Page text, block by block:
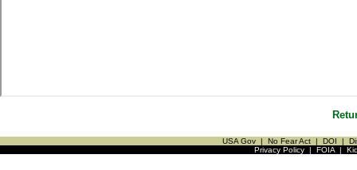
USA Gov | No Fear Act | DOI |
Privacy Policy| FOIA|